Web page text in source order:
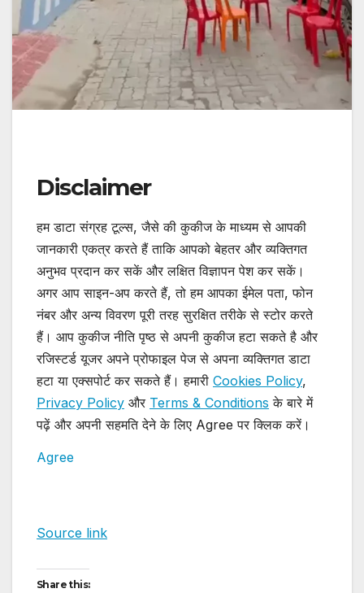
Disclaimer
हम डाटा संग्रह टूल्स, जैसे की कुकीज के माध्यम से आपकी
जानकारी एकत्र करते हैं ताकि आपको बेहतर और व्यक्तिगत
अनुभव प्रदान कर सकें और लक्षित विज्ञापन पेश कर सकें।
अगर आप साइन-अप करते हैं, तो हम आपका ईमेल पता, फोन
नंबर और अन्य विवरण पूरी तरह सुरक्षित तरीके से स्टोर करते
हैं। आप कुकीज नीति पृष्ठ से अपनी कुकीज हटा सकते है और
रजिस्टर्ड यूजर अपने प्रोफाइल पेज से अपना व्यक्तिगत डाटा
हटा या एक्सपोर्ट कर सकते हैं। हमारी Cookies Policy,
Privacy Policy और Terms & Conditions के बारे में
पढ़ें और अपनी सहमति देने के लिए Agree पर क्लिक करें।
Agree
Source link
Share this: